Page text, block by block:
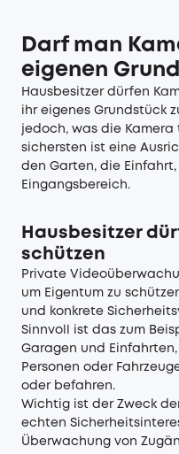
Darf man
eigenen
Hausbesitzer dürfen
ihr eigenes Grundstück
jedoch, was die
sichersten ist eine
den Garten, die
Eingangsbereich.
Hausbesitzer
schützen
Private
um Eigentum zu
und konkrete
Sinnvoll ist das zum
Garagen und
Personen oder
oder befahren.
Wichtig ist der Zweck
echten
Überwachung von